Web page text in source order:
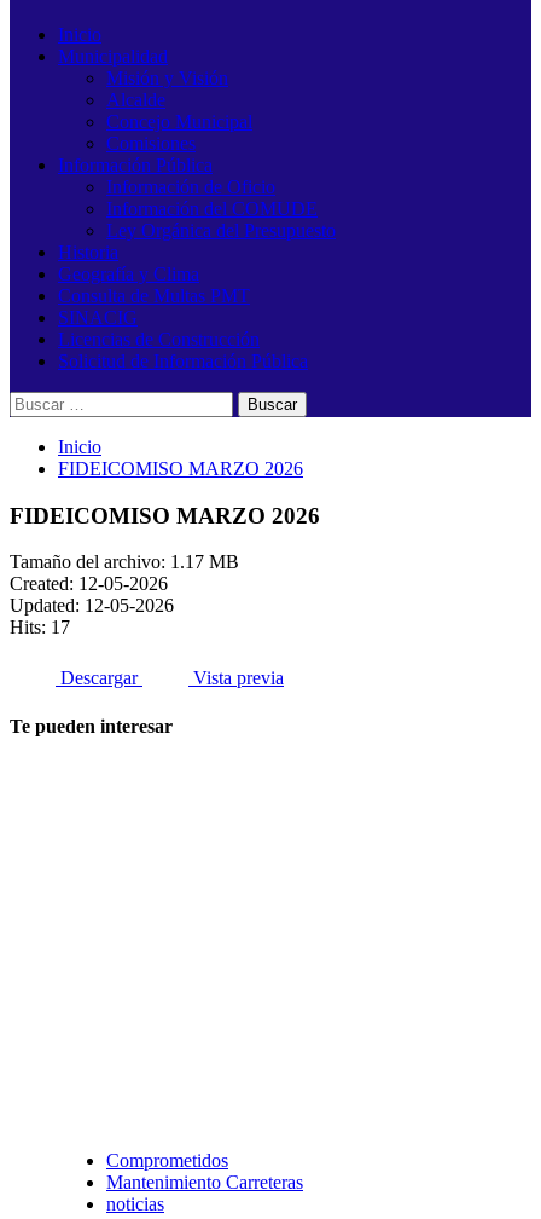
Inicio
Municipalidad
Misión y Visión
Alcalde
Concejo Municipal
Comisiones
Información Pública
Información de Oficio
Información del COMUDE
Ley Orgánica del Presupuesto
Historia
Geografía y Clima
Consulta de Multas PMT
SINACIG
Licencias de Construcción
Solicitud de Información Pública
Buscar:
Inicio
FIDEICOMISO MARZO 2026
FIDEICOMISO MARZO 2026
Tamaño del archivo: 1.17 MB
Created: 12-05-2026
Updated: 12-05-2026
Hits: 17
Descargar Vista previa
Te pueden interesar
Comprometidos
Mantenimiento Carreteras
noticias